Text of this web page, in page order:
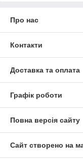
Про нас
Контакти
Доставка та оплата
Графік роботи
Повна версія сайту
Сайт створено на